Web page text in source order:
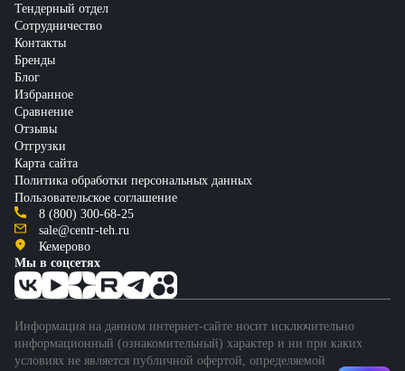
Тендерный отдел
Сотрудничество
Контакты
Бренды
Блог
Избранное
Сравнение
Отзывы
Отгрузки
Карта сайта
Политика обработки персональных данных
Пользовательское соглашение
8 (800) 300-68-25
sale@centr-teh.ru
Кемерово
Мы в соцсетях
Информация на данном интернет-сайте носит исключительно
информационный (ознакомительный) характер и ни при каких
условиях не является публичной офертой, определяемой